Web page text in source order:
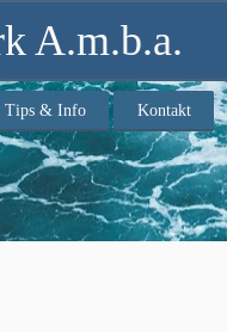
A.m.b.a.
Tips & Info Kontakt